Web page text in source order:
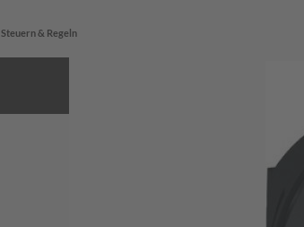
Steuern & Regeln